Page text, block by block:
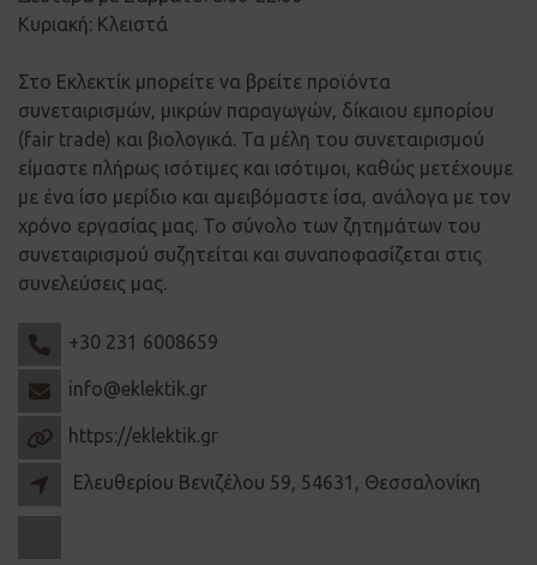
Κυριακή: Κλειστά
Στο Εκλεκτίκ μπορείτε να βρείτε προϊόντα
συνεταιρισμών, μικρών παραγωγών, δίκαιου εμπορίου
(fair trade) και βιολογικά. Τα μέλη του συνεταιρισμού
είμαστε πλήρως ισότιμες και ισότιμοι, καθώς μετέχουμε
με ένα ίσο μερίδιο και αμειβόμαστε ίσα, ανάλογα με τον
χρόνο εργασίας μας. Το σύνολο των ζητημάτων του
συνεταιρισμού συζητείται και συναποφασίζεται στις
συνελεύσεις μας.
+30 231 6008659
info@eklektik.gr
https://eklektik.gr
Ελευθερίου Βενιζέλου 59, 54631, Θεσσαλονίκη